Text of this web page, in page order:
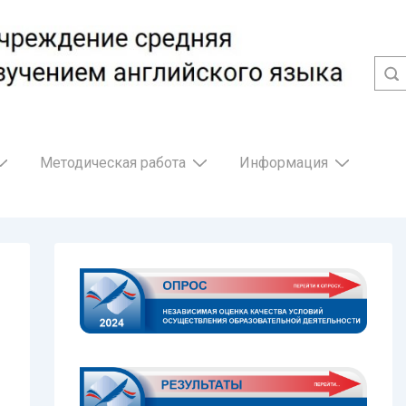
Методическая работа Информация